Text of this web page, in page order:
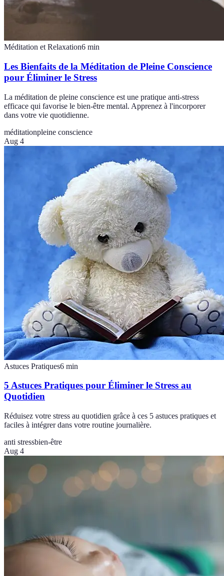
Méditation et Relaxation6 min
Les Bienfaits de la Méditation de Pleine Conscience
pour Éliminer le Stress
La méditation de pleine conscience est une pratique anti-stress
efficace qui favorise le bien-être mental. Apprenez à l'incorporer
dans votre vie quotidienne.
méditationpleine conscience
Aug 4
Astuces Pratiques6 min
5 Astuces Pratiques pour Éliminer le Stress au
Quotidien
Réduisez votre stress au quotidien grâce à ces 5 astuces pratiques et
faciles à intégrer dans votre routine journalière.
anti stressbien-être
Aug 4